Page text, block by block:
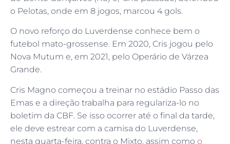
o Pelotas, onde em 8 jogos, marcou 4 gols.
O novo reforço do Luverdense conhece bem o
futebol mato-grossense. Em 2020, Cris jogou pelo
Nova Mutum e, em 2021, pelo Operário de Várzea
Grande.
Cris Magno começou a treinar no estádio Passo das
Emas e a direção trabalha para regulariza-lo no
boletim da CBF. Se isso ocorrer até o final da tarde,
ele deve estrear com a camisa do Luverdense,
nesta quarta-feira, contra o Mixto, assim como o